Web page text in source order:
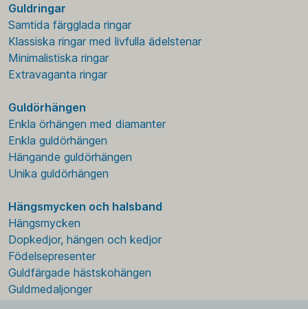
Guldringar
Samtida färgglada ringar
Klassiska ringar med livfulla ädelstenar
Minimalistiska ringar
Extravaganta ringar
Guldörhängen
Enkla örhängen med diamanter
Enkla guldörhängen
Hängande guldörhängen
Unika guldörhängen
Hängsmycken och halsband
Hängsmycken
Dopkedjor, hängen och kedjor
Födelsepresenter
Guldfärgade hästskohängen
Guldmedaljonger